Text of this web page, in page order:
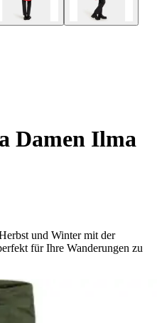
Damen Ilma
und Winter mit der
für Ihre Wanderungen zu